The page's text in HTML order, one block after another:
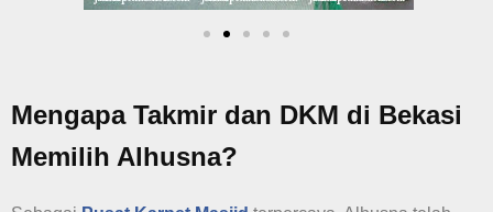
Mengapa Takmir dan DKM di Bekasi
Memilih Alhusna?